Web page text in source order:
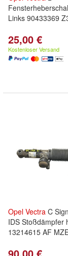
Links 90433369
25,00 €
Kostenloser Versand
Opel Vectra C
IDS Stoßdämpfer
13214615 AF